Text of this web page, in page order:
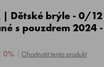
| Dětské brýle - 0/12
s pouzdrem 2024
0% Ohodnotit tento produkt